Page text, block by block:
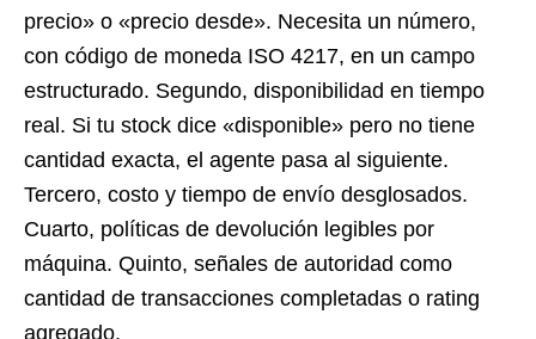
precio» o «precio desde». Necesita un número,
con código de moneda ISO 4217, en un campo
estructurado. Segundo, disponibilidad en tiempo
real. Si tu stock dice «disponible» pero no tiene
cantidad exacta, el agente pasa al siguiente.
Tercero, costo y tiempo de envío desglosados.
Cuarto, políticas de devolución legibles por
máquina. Quinto, señales de autoridad como
cantidad de transacciones completadas o rating
agregado.